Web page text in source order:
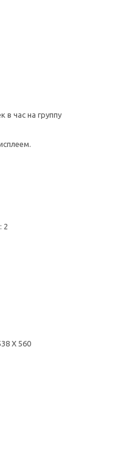
в час на группу
2
X 560